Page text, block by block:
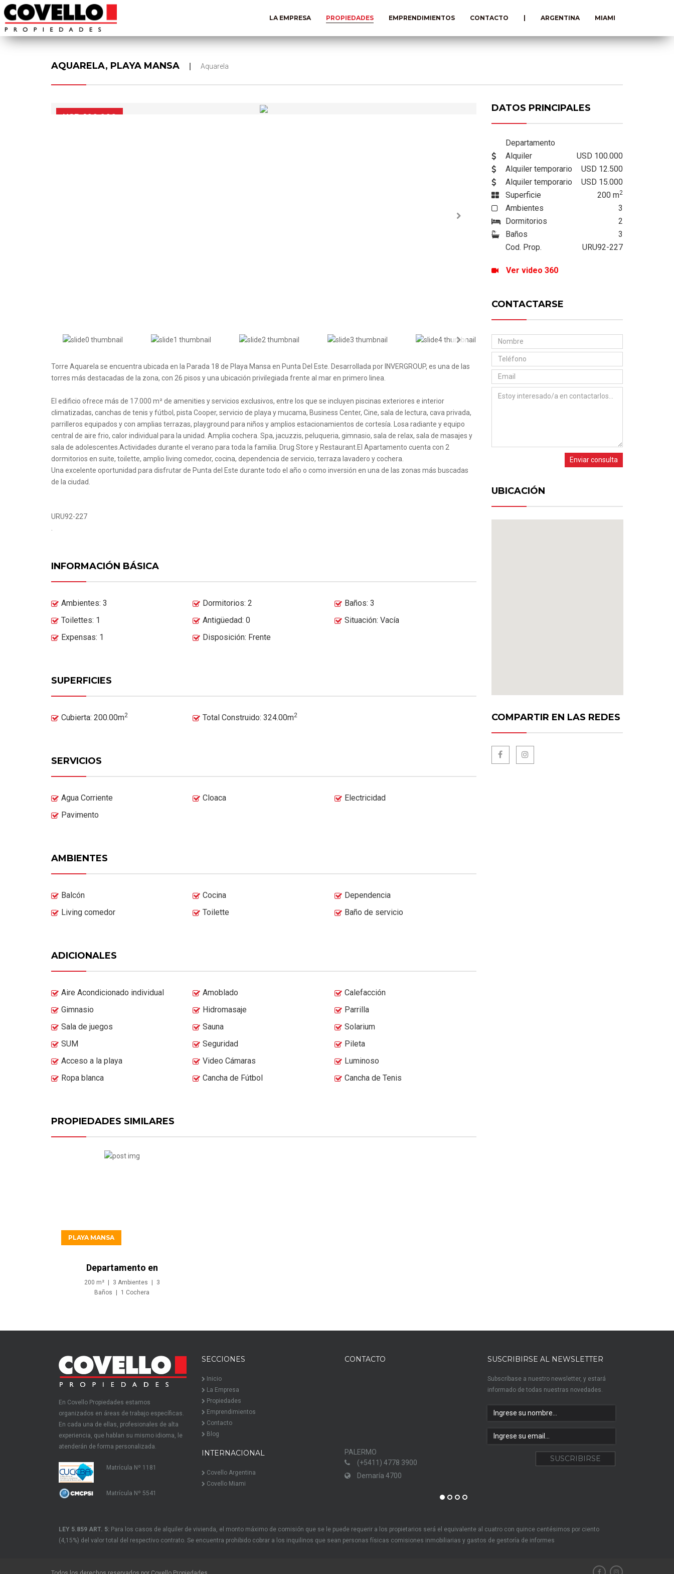
LA EMPRESA PROPIEDADES EMPRENDIMIENTOS CONTACTO ARGENTINA MIAMI
AQUARELA, PLAYA MANSA Aquarela
USD 100.000
Torre Aquarela se encuentra ubicada en la Parada 18 de Playa Mansa en Punta Del Este. Desarrollada por INVERGROUP, es una de las
torres más destacadas de la zona, con 26 pisos y una ubicación privilegiada frente al mar en primero linea.
El edificio ofrece más de 17.000 m² de amenities y servicios exclusivos, entre los que se incluyen piscinas exteriores e interior
climatizadas, canchas de tenis y fútbol, pista Cooper, servicio de playa y mucama, Business Center, Cine, sala de lectura, cava privada,
parrilleros equipados y con amplias terrazas, playground para niños y amplios estacionamientos de cortesía. Losa radiante y equipo
central de aire frio, calor individual para la unidad. Amplia cochera. Spa, jacuzzis, peluqueria, gimnasio, sala de relax, sala de masajes y
sala de adolescentes.Actividades durante el verano para toda la familia. Drug Store y Restaurant.El Apartamento cuenta con 2
dormitorios en suite, toilette, amplio living comedor, cocina, dependencia de servicio, terraza lavadero y cochera.
Una excelente oportunidad para disfrutar de Punta del Este durante todo el año o como inversión en una de las zonas más buscadas
de la ciudad.
URU92-227
INFORMACIÓN BÁSICA
Ambientes: 3 Dormitorios: 2
Baños: 3
Toilettes: 1
Antigüedad: 0
Situación: Vacía
Expensas: 1
Disposición: Frente
SUPERFICIES
Cubierta: 200.00m2 Total Construido: 324.00m2
SERVICIOS
Agua Corriente Cloaca
Electricidad
Pavimento
AMBIENTES
Balcón Cocina
Dependencia
Living comedor
Toilette Baño de servicio
ADICIONALES
Aire Acondicionado individual Amoblado
Calefacción
Gimnasio
Hidromasaje
Parrilla
Sala de juegos
Sauna
Solarium
SUM
Seguridad
Pileta
Acceso a la playa
Video Cámaras
Luminoso
Ropa blanca
Cancha de Fútbol Cancha de Tenis
PROPIEDADES SIMILARES
PLAYA MANSA
Departamento en
venta y alquiler anual
- Playa Mansa
200 m² 3 Ambientes
3
Baños
1 Cochera
DATOS PRINCIPALES
Departamento
Alquiler
USD 100.000
Alquiler temporario
USD 12.500
Alquiler temporario
USD 15.000
Superficie
200 m2
Ambientes
3
Dormitorios
2
Baños
3
Cod. Prop.
URU92-227
Ver video 360
CONTACTARSE
Enviar consulta
UBICACIÓN
COMPARTIR EN LAS REDES
En Covello Propiedades estamos
organizados en áreas de trabajo específicas.
En cada una de ellas, profesionales de alta
experiencia, que hablan su mismo idioma, le
atenderán de forma personalizada.
Matrícula Nº 1181
Matrícula Nº 5541
SECCIONES
Inicio
La Empresa
Propiedades
Emprendimientos
Contacto
Blog
INTERNACIONAL
Covello Argentina
Covello Miami
CONTACTO
PALERMO
(+5411) 4778 3900
Demaría 4700
PUNTA DEL ESTE - URUGUAY
4226 4443 / 4226 4463
MONTEVIDEO -
SUSCRIBIRSE AL NEWSLETTER
Subscríbase a nuestro newsletter, y estará
informado de todas nuestras novedades.
LEY 5.859 ART. 5: Para los casos de alquiler de vivienda, el monto máximo de comisión que se le puede requerir a los propietarios será el equivalente al cuatro con quince centésimos por ciento
(4,15%) del valor total del respectivo contrato. Se encuentra prohibido cobrar a los inquilinos que sean personas físicas comisiones inmobiliarias y gastos de gestoría de informes